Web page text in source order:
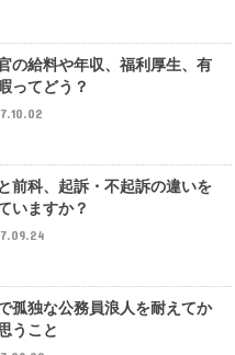
の給料や年収、福利厚生、有
ってどう？
前科、起訴・不起訴の違いを
いますか？
孤独な公務員浪人を耐えてか
うこと